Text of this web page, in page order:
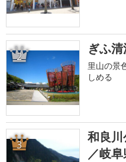
2 ぎふ
里山の景
しめる
3
和良
／岐